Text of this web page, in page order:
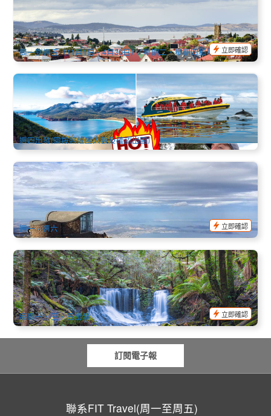
生動物園 全天遊（英文, 霍巴特出發）
159 已預訂
AUD $170.00 $190.00
TAS06435
周一到週五（11月1日 - 4月30日）/ 星期二、星期四和星期五（5月
1日 - 10月31日）
立即確認
塔斯東海岸縱橫全覽8天7晚 (英文, 霍巴特出發 /朗塞斯頓結束
)
76 已預訂
AUD $4,373.00 $4,665.00
TAS06299
週四出發(需按照成團人數及確認出團)
威靈頓山半日遊(Mount Wellington) 英文
1k 已預訂
AUD $61.00 $65.00
週一 - 週六
立即確認
菲爾德山、塔斯惡魔野生動物園與威靈頓山 1日遊 (霍巴特出
發) 英文
131 已預訂
AUD $180.00 $189.00
TAS06179
每周一、三、五出發
立即確認
訂閱電子報
聯系FIT Travel(周一至周五)